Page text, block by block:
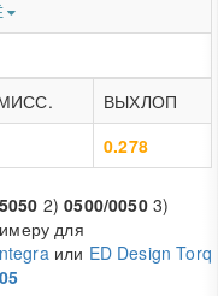
ВЫХЛОП
0.278
2)0500/00503)
для
или ED Design Torq